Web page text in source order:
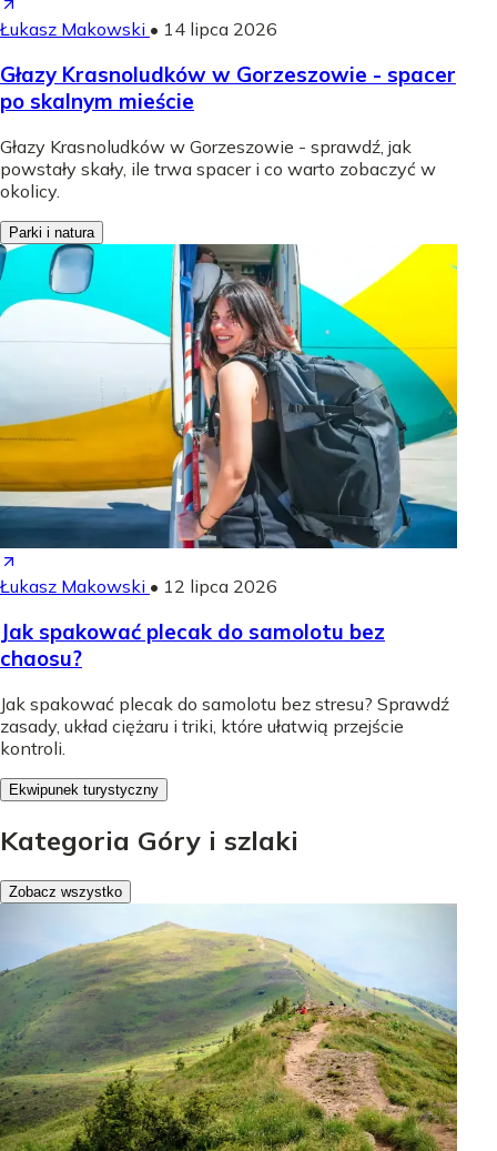
Łukasz Makowski • 14 lipca 2026
Głazy Krasnoludków w Gorzeszowie - spacer
po skalnym mieście
Głazy Krasnoludków w Gorzeszowie - sprawdź, jak
powstały skały, ile trwa spacer i co warto zobaczyć w
okolicy.
Parki i natura
Łukasz Makowski • 12 lipca 2026
Jak spakować plecak do samolotu bez
chaosu?
Jak spakować plecak do samolotu bez stresu? Sprawdź
zasady, układ ciężaru i triki, które ułatwią przejście
kontroli.
Ekwipunek turystyczny
Kategoria Góry i szlaki
Zobacz wszystko